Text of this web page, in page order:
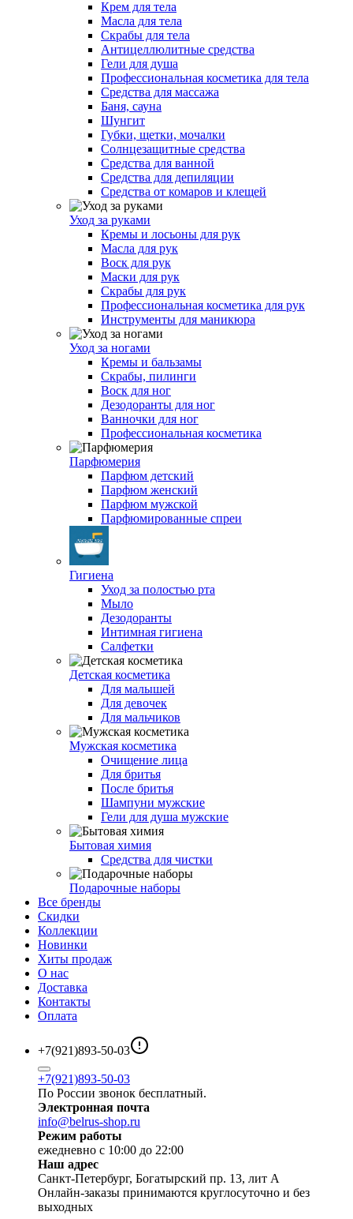
Крем для тела
Масла для тела
Скрабы для тела
Антицеллюлитные средства
Гели для душа
Профессиональная косметика для тела
Средства для массажа
Баня, сауна
Шунгит
Губки, щетки, мочалки
Солнцезащитные средства
Средства для ванной
Средства для депиляции
Средства от комаров и клещей
Уход за руками
Кремы и лосьоны для рук
Масла для рук
Воск для рук
Маски для рук
Скрабы для рук
Профессиональная косметика для рук
Инструменты для маникюра
Уход за ногами
Кремы и бальзамы
Скрабы, пилинги
Воск для ног
Дезодоранты для ног
Ванночки для ног
Профессиональная косметика
Парфюмерия
Парфюм детский
Парфюм женский
Парфюм мужской
Парфюмированные спреи
Гигиена
Уход за полостью рта
Мыло
Дезодоранты
Интимная гигиена
Салфетки
Детская косметика
Для малышей
Для девочек
Для мальчиков
Мужская косметика
Очищение лица
Для бритья
После бритья
Шампуни мужские
Гели для душа мужские
Бытовая химия
Средства для чистки
Подарочные наборы
Все бренды
Скидки
Коллекции
Новинки
Хиты продаж
О нас
Доставка
Контакты
Оплата
+7(921)893-50-03
+7(921)893-50-03
По России звонок бесплатный.
Электронная почта
info@belrus-shop.ru
Режим работы
ежедневно с 10:00 до 22:00
Наш адрес
Санкт-Петербург, Богатырский пр. 13, лит А
Онлайн-заказы принимаются круглосуточно и без
выходных